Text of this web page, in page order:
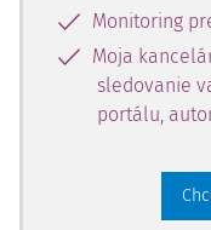
Monitoring
Moja
sledovanie
portálu,